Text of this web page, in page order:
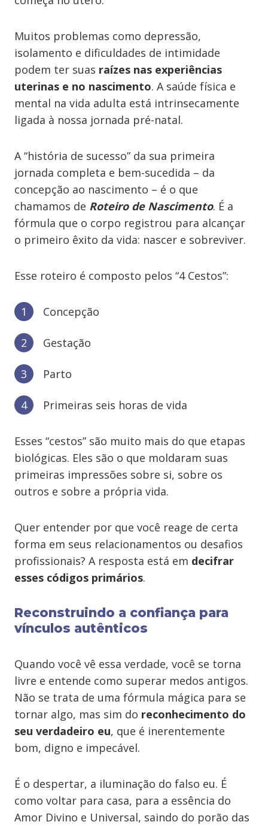
Muitos problemas como depressão,
isolamento e dificuldades de intimidade
podem ter suas raízes nas experiências
uterinas e no nascimento. A saúde física e
mental na vida adulta está intrinsecamente
ligada à nossa jornada pré-natal.
A “história de sucesso” da sua primeira
jornada completa e bem-sucedida – da
concepção ao nascimento – é o que
chamamos de Roteiro de Nascimento. É a
fórmula que o corpo registrou para alcançar
o primeiro êxito da vida: nascer e sobreviver.
Esse roteiro é composto pelos “4 Cestos”:
Concepção
Gestação
Parto
Primeiras seis horas de vida
Esses “cestos” são muito mais do que etapas
biológicas. Eles são o que moldaram suas
primeiras impressões sobre si, sobre os
outros e sobre a própria vida.
Quer entender por que você reage de certa
forma em seus relacionamentos ou desafios
profissionais? A resposta está em decifrar
esses códigos primários.
Reconstruindo a confiança para
vínculos autênticos
Quando você vê essa verdade, você se torna
livre e entende como superar medos antigos.
Não se trata de uma fórmula mágica para se
tornar algo, mas sim do reconhecimento do
seu verdadeiro eu, que é inerentemente
bom, digno e impecável.
É o despertar, a iluminação do falso eu. É
como voltar para casa, para a essência do
Amor Divino e Universal, saindo do porão das